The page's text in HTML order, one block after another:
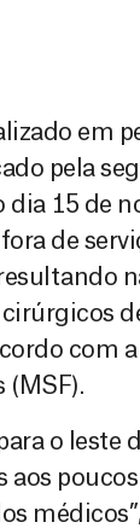
em
pela
dia 15 de
de
com
(MSF).
o leste
aos